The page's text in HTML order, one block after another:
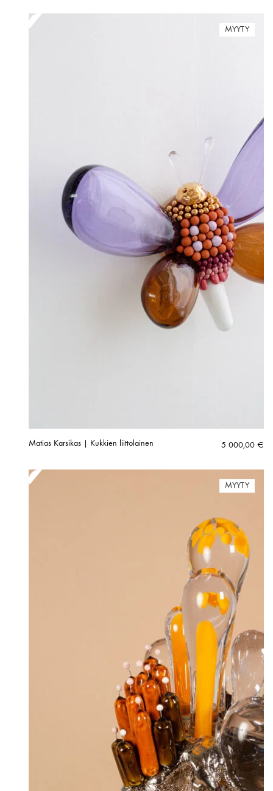
MYYTY
Matias Karsikas | Kukkien liittolainen 5 000,00 €
MYYTY